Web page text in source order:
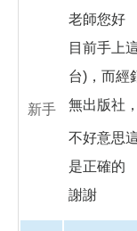
新手
老師您好
目前手上
台)，而經
無出版社
不好意思
是正確的
謝謝